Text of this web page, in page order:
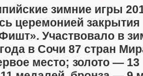
зимние игры
церемонией
Участвовало в
в Сочи 87 стран
место; золото — 13